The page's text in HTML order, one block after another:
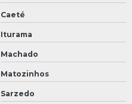
Caeté
Iturama
Machado
Matozinhos
Sarzedo